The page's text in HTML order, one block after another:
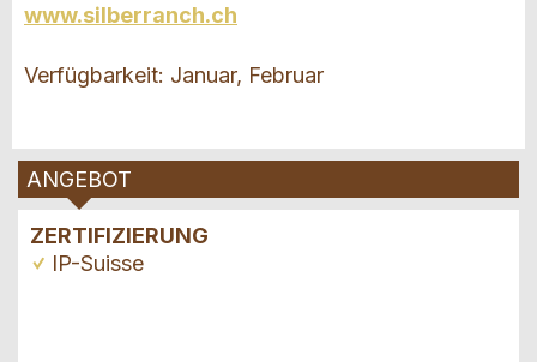
www.silberranch.ch
Verfügbarkeit: Januar, Februar
ANGEBOT
ZERTIFIZIERUNG
IP-Suisse